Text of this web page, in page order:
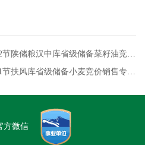
上一条：2026年4月9日15:00第2节陕储粮汉中库省级储备菜籽油竞价销售专场交易结果
下一条：2026年4月9日15:00第1节扶风库省级储备小麦竞价销售专场交易结果
方微信